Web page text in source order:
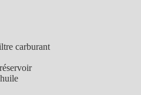
carburant